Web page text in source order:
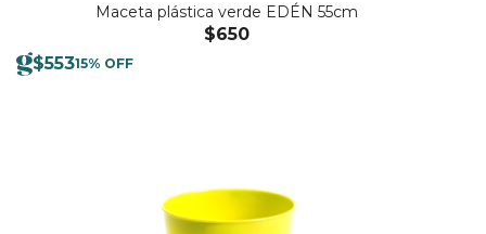
Maceta plástica verde EDÉN 55cm
$650
$55315% OFF